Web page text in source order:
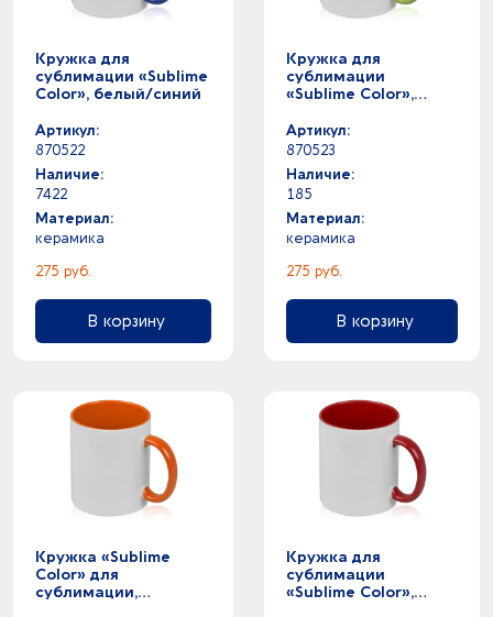
Кружка для
сублимации «Sublime
Color», белый/синий
Артикул:
870522
Наличие:
7422
Материал:
керамика
275 руб.
В корзину
Кружка для
сублимации
«Sublime Color»,
яблоко
Артикул:
870523
Наличие:
185
Материал:
керамика
275 руб.
В корзину
Кружка «Sublime
Color» для
сублимации,
Кружка для
сублимации
«Sublime Color»,